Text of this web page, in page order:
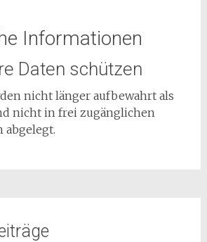
Informationen
Daten schützen
nicht länger aufbewahrt als
nicht in frei zugänglichen
abgelegt.